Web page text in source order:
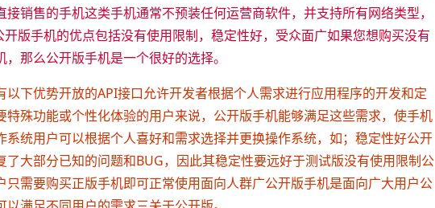
销售的手机这类手机通常不预装任何运营商软件，并支持所有网络类型，
版手机的优点包括没有使用限制，稳定性好，受众面广如果您想购买没有
那么公开版手机是一个很好的选择。
下优势开放的API接口允许开发者根据个人需求进行应用程序的开发和定
殊功能或个性化体验的用户来说，公开版手机能够满足这些需求，使手机
统用户可以根据个人喜好和需求选择并更换操作系统，如；稳定性好公开
大部分已知的问题和BUG，因此其稳定性要远好于测试版没有使用限制公
需要购买正版手机即可正常使用面向人群广公开版手机是面向广大用户公